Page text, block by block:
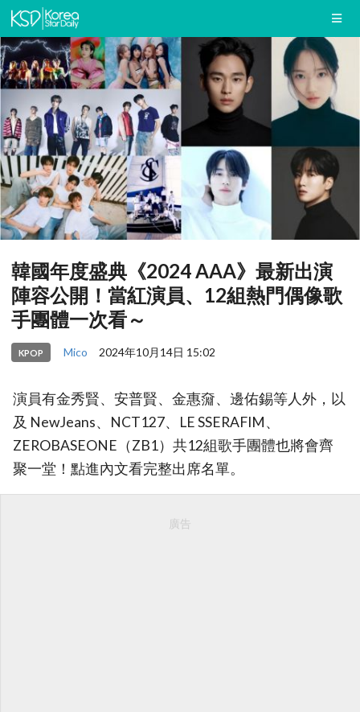
韓國年度盛典《2024 AAA》最新出演
陣容公開！當紅演員、12組熱門偶像歌
手團體一次看～
KPOP Mico 2024年10月14日 15:02
演員有金秀賢、安普賢、金惠奫、邊佑錫等人外，以
及 NewJeans、NCT127、LE SSERAFIM、
ZEROBASEONE（ZB1）共12組歌手團體也將會齊
聚一堂！點進內文看完整出席名單。
廣告